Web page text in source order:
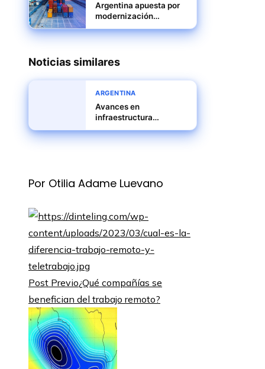
Argentina apuesta por
modernización
logística para fortalecer
competitividad
Noticias similares
ARGENTINA
Avances en
infraestructura
portuaria y logística
impulsan la industria en
Por Otilia Adame Luevano
Post Previo¿Qué compañías se
benefician del trabajo remoto?